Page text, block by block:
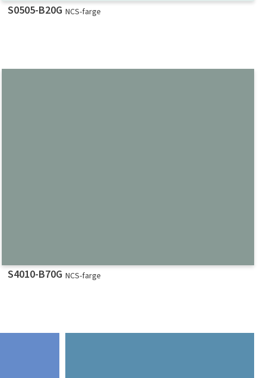
S0505-B20G NCS-farge
S4010-B70G NCS-farge